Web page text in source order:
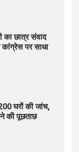
का छात्र संवाद
पर साधा
घरों की जांच,
की पूछताछ